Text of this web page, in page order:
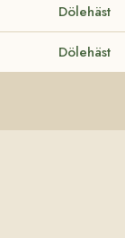
Dölehäst
Dölehäst